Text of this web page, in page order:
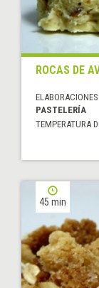
ROCAS DE
PASTELERÍA
TEMPERATURA
45 min